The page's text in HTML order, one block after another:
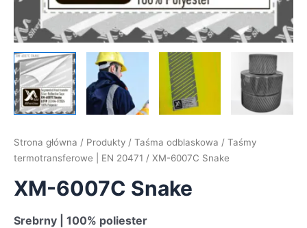
Strona główna / Produkty / Taśma odblaskowa / Taśmy
termotransferowe | EN 20471 / XM-6007C Snake
XM-6007C Snake
Srebrny | 100% poliester